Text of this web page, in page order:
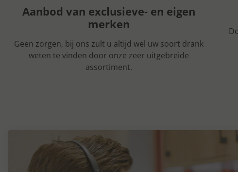
Aanbod van exclusieve- en eigen
merken
Geen zorgen, bij ons zult u altijd wel uw soort drank
weten te vinden door onze zeer uitgebreide
assortiment.